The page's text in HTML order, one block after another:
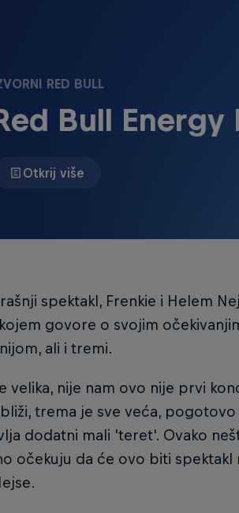
RED BULL
Bull Energy
Otkrij više
spektakl, Frenkie i Helem
govore o svojim
ali i tremi.
velika, nije nam ovo nije prvi
trema je sve veća,
dodatni mali 'teret'. Ovako
očekuju da će ovo biti spektakl